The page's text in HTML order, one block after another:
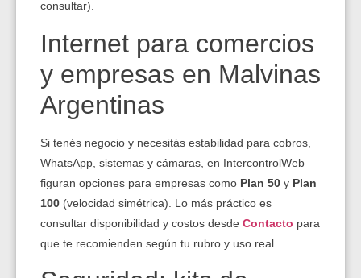
consultar).
Internet para comercios
y empresas en Malvinas
Argentinas
Si tenés negocio y necesitás estabilidad para cobros,
WhatsApp, sistemas y cámaras, en IntercontrolWeb
figuran opciones para empresas como Plan 50 y Plan
100 (velocidad simétrica). Lo más práctico es
consultar disponibilidad y costos desde Contacto para
que te recomienden según tu rubro y uso real.